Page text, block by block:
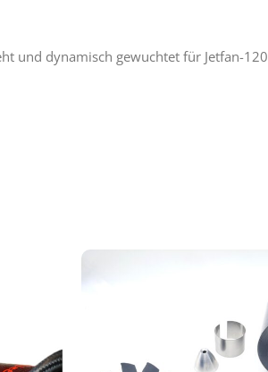
und dynamisch gewuchtet für Jetfan-120